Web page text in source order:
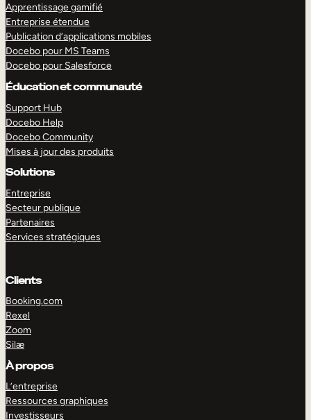
Apprentissage gamifié
Entreprise étendue
Publication d’applications mobiles
Docebo pour MS Teams
Docebo pour Salesforce
Éducation et communauté
Support Hub
Docebo Help
Docebo Community
Mises à jour des produits
Solutions
Entreprise
Secteur publique
Partenaires
Services stratégiques
Clients
Booking.com
Rexel
Zoom
Silæ
À propos
L’entreprise
Ressources graphiques
Investisseurs